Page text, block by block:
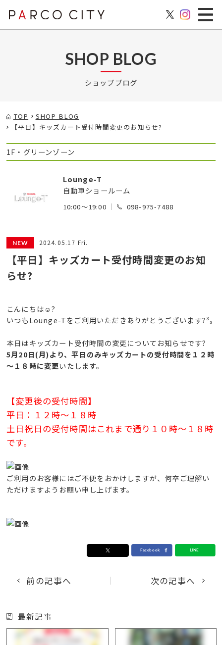
SHOP BLOG
ショップブログ
TOP
SHOP BLOG
【平日】キッズカート受付時間変更のお知らせ?
1F・グリーンゾーン
Lounge-T
自動車ショールーム
10:00～19:00 098-975-7488
2024.05.17 Fri.
【平日】キッズカート受付時間変更のお知
らせ?
こんにちは☺️?
いつもLounge-Tをご利用いただきありがとうございます?³₃
本日はキッズカート受付時間の変更についてお知らせです?
5月20日(月)より、平日のみキッズカートの受付時間を１２時
～１８時に変更いたします。
【変更後の受付時間】
平日：１２時～１８時
土日祝日の受付時間はこれまで通り１０時～１８時
です。
ご利用のお客様にはご不便をおかけしますが、何卒ご理解い
ただけますようお願い申し上げます。
前の記事へ 次の記事へ
最新記事